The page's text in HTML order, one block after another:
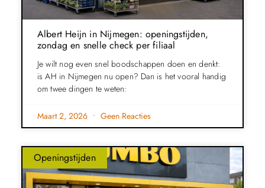
Albert Heijn in Nijmegen: openingstijden,
zondag en snelle check per filiaal
Je wilt nog even snel boodschappen doen en denkt:
is AH in Nijmegen nu open? Dan is het vooral handig
om twee dingen te weten:
Maart 2, 2026 Geen Reacties
Openingstijden